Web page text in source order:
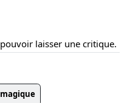
laisser une critique.